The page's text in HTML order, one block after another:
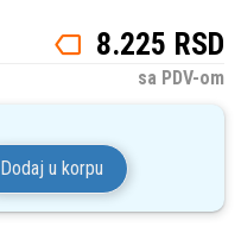
8.225 RSD
sa PDV-om
Dodaj u korpu